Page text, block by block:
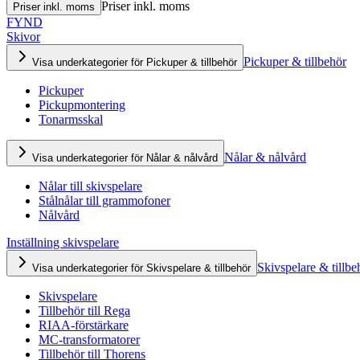
Priser inkl. moms Priser inkl. moms
FYND
Skivor
Visa underkategorier för Pickuper & tillbehör Pickuper & tillbehör
Pickuper
Pickupmontering
Tonarmsskal
Visa underkategorier för Nålar & nålvård Nålar & nålvård
Nålar till skivspelare
Stålnålar till grammofoner
Nålvård
Inställning skivspelare
Visa underkategorier för Skivspelare & tillbehör Skivspelare &
Skivspelare
Tillbehör till Rega
RIAA-förstärkare
MC-transformatorer
Tillbehör till Thorens